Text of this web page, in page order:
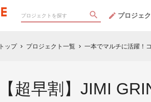
プロジェ
トップ chevron_right プロジェクト一覧 chevron_right 一本でマルチに活躍！
【超早割】JIMI